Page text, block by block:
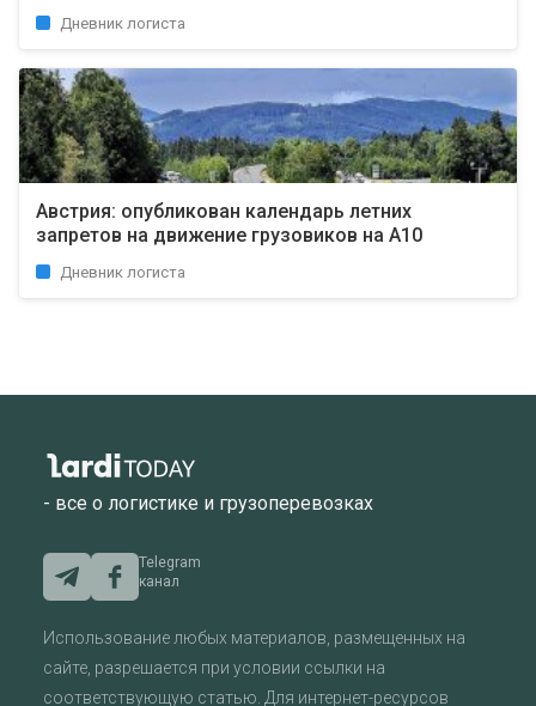
Дневник логиста
Австрия: опубликован календарь летних
запретов на движение грузовиков на А10
Дневник логиста
- все о логистике и грузоперевозках
Telegram
канал
Использование любых материалов, размещенных на
сайте, разрешается при условии ссылки на
соответствующую статью. Для интернет-ресурсов